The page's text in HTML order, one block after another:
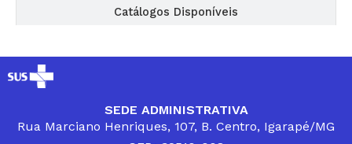
Catálogos Disponíveis
SEDE ADMINISTRATIVA
Rua Marciano Henriques, 107, B. Centro, Igarapé/MG